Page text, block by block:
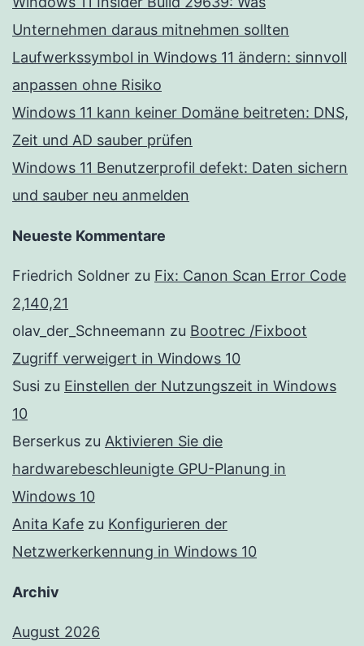
Unternehmen daraus mitnehmen sollten
Laufwerkssymbol in Windows 11 ändern: sinnvoll
anpassen ohne Risiko
Windows 11 kann keiner Domäne beitreten: DNS,
Zeit und AD sauber prüfen
Windows 11 Benutzerprofil defekt: Daten sichern
und sauber neu anmelden
Neueste Kommentare
Friedrich Soldner zu Fix: Canon Scan Error Code
2,140,21
olav_der_Schneemann zu Bootrec /Fixboot
Zugriff verweigert in Windows 10
Susi zu Einstellen der Nutzungszeit in Windows
10
Berserkus zu Aktivieren Sie die
hardwarebeschleunigte GPU-Planung in
Windows 10
Anita Kafe zu Konfigurieren der
Netzwerkerkennung in Windows 10
Archiv
August 2026